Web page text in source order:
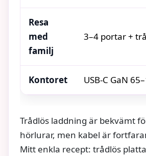
Resa
med
familj
3–4 portar +
Kontoret USB-C GaN
Trådlös laddning är bekvämt
hörlurar, men kabel är
Mitt enkla recept: trådlös